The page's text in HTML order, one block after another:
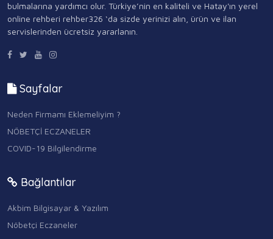
bulmalarına yardımcı olur. Türkiye’nin en kaliteli ve Hatay'ın yerel
online rehberi rehber326 ‘da sizde yerinizi alın, ürün ve ilan
servislerinden ücretsiz yararlanın.
Sayfalar
Neden Firmamı Eklemeliyim ?
NÖBETÇİ ECZANELER
COVID-19 Bilgilendirme
Bağlantılar
Akbim Bilgisayar & Yazılım
Nöbetçi Eczaneler